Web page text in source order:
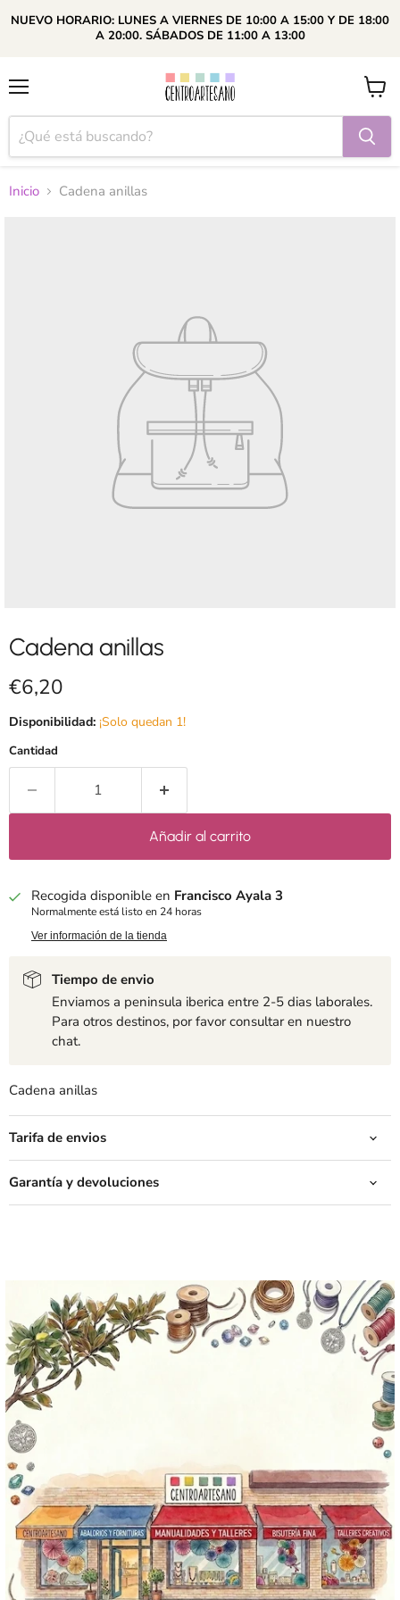
NUEVO HORARIO: LUNES A VIERNES DE 10:00 A 15:00 Y DE 18:00
A 20:00. SÁBADOS DE 11:00 A 13:00
Ver
carrito
Inicio Cadena anillas
Cadena anillas
Precio actual
€6,20
Disponibilidad: ¡Solo quedan 1!
Cantidad
Añadir al carrito
Recogida disponible en Francisco Ayala 3
Normalmente está listo en 24 horas
Ver información de la tienda
Tiempo de envio
Enviamos a peninsula iberica entre 2-5 dias laborales.
Para otros destinos, por favor consultar en nuestro
chat.
Cadena anillas
Tarifa de envios
Garantía y devoluciones